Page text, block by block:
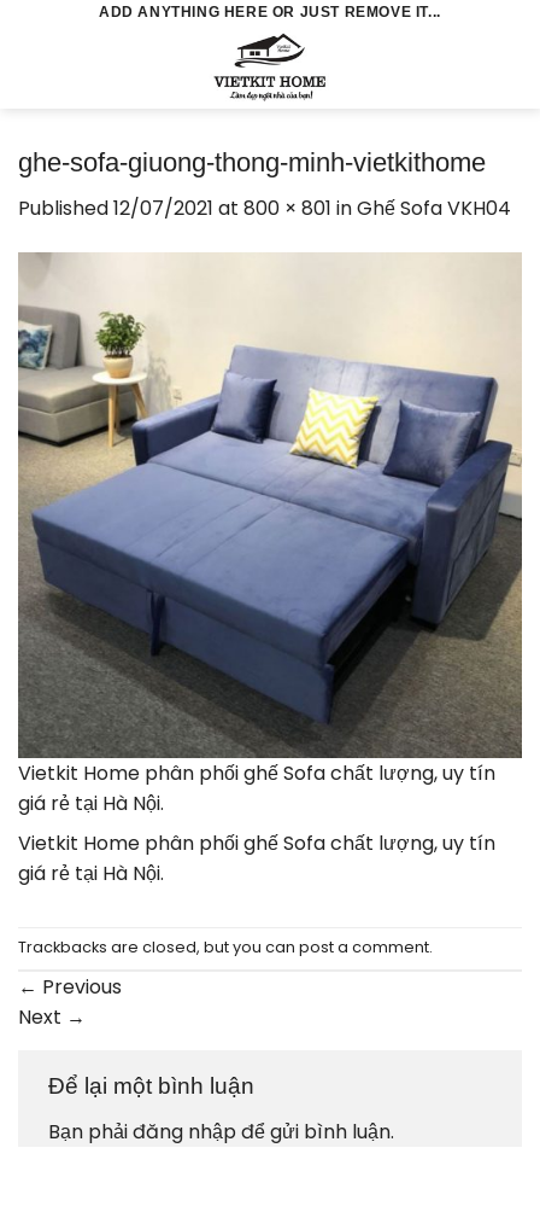
ADD ANYTHING HERE OR JUST REMOVE IT...
ghe-sofa-giuong-thong-minh-vietkithome
Published12/07/2021 at 800 × 801 inGhế Sofa VKH04
Vietkit Home phân phối ghế Sofa chất lượng, uy tín
giá rẻ tại Hà Nội.
Vietkit Home phân phối ghế Sofa chất lượng, uy tín
giá rẻ tại Hà Nội.
Trackbacks are closed, but you can post a comment.
← Previous
Next →
Để lại một bình luận
Bạn phảiđăng nhậpđể gửi bình luận.